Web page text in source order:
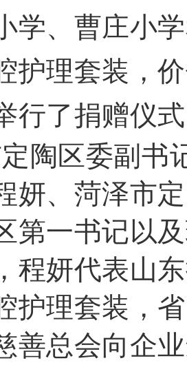
学、曹庄小
护理套装，
行了捐赠仪
陶区委副书
妍、菏泽市
第一书记以
程妍代表山
护理套装，
善总会向企